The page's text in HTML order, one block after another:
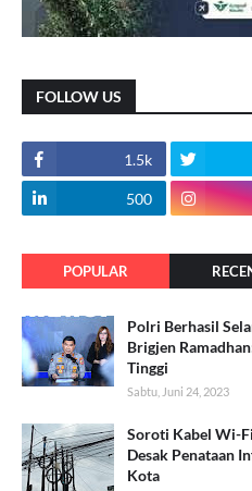
FOLLOW US
1.5k
500
POPULAR
Polri Berhasil
Brigjen
Tinggi
Sabtu, Juni 24, 2023
Soroti Kabel Wi-
Desak Penataan
Kota